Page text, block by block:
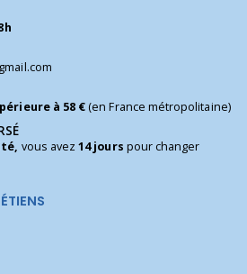
à 58 €(en France métropolitaine)
vous avez14 jours pour changer